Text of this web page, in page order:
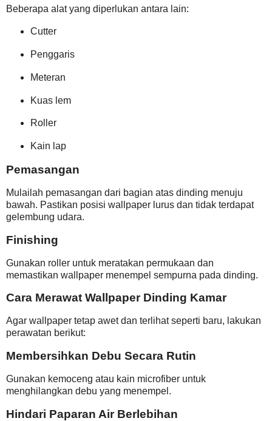
Beberapa alat yang diperlukan antara lain:
Cutter
Penggaris
Meteran
Kuas lem
Roller
Kain lap
Pemasangan
Mulailah pemasangan dari bagian atas dinding menuju
bawah. Pastikan posisi wallpaper lurus dan tidak terdapat
gelembung udara.
Finishing
Gunakan roller untuk meratakan permukaan dan
memastikan wallpaper menempel sempurna pada dinding.
Cara Merawat Wallpaper Dinding Kamar
Agar wallpaper tetap awet dan terlihat seperti baru, lakukan
perawatan berikut:
Membersihkan Debu Secara Rutin
Gunakan kemoceng atau kain microfiber untuk
menghilangkan debu yang menempel.
Hindari Paparan Air Berlebihan